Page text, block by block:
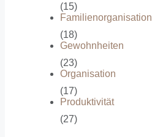
(15)
Familienorganisation
(18)
Gewohnheiten
(23)
Organisation
(17)
Produktivität
(27)